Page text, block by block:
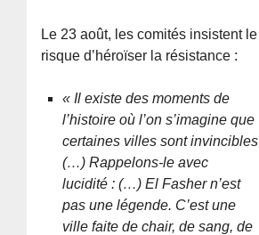
Le 23 août, les comités insistent le
risque d’héroïser la résistance :
« Il existe des moments de
l’histoire où l’on s’imagine que
certaines villes sont invincibles
(…) Rappelons-le avec
lucidité : (…) El Fasher n’est
pas une légende. C’est une
ville faite de chair, de sang, de